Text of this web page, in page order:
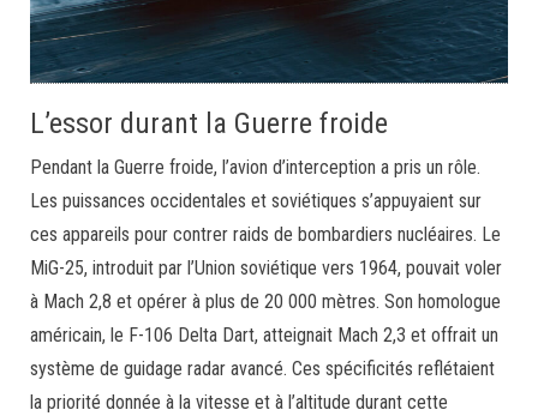
L’essor durant la Guerre froide
Pendant la Guerre froide, l’avion d’interception a pris un rôle.
Les puissances occidentales et soviétiques s’appuyaient sur
ces appareils pour contrer raids de bombardiers nucléaires. Le
MiG-25, introduit par l’Union soviétique vers 1964, pouvait voler
à Mach 2,8 et opérer à plus de 20 000 mètres. Son homologue
américain, le F-106 Delta Dart, atteignait Mach 2,3 et offrait un
système de guidage radar avancé. Ces spécificités reflétaient
la priorité donnée à la vitesse et à l’altitude durant cette